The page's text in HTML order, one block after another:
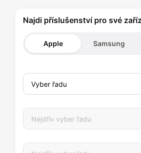
Najdi příslušenství pro své
Apple Samsung